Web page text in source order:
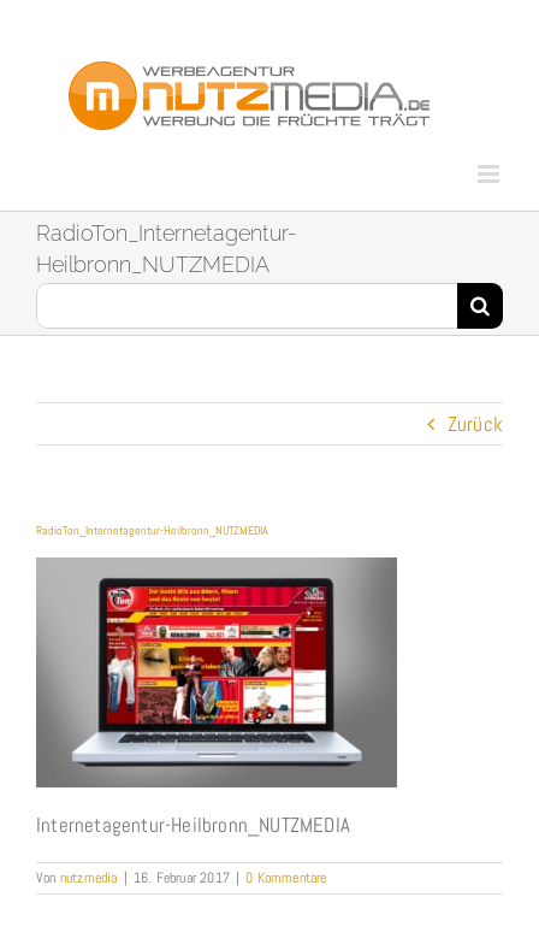
RadioTon_Internetagentur-
Heilbronn_NUTZMEDIA
Suche
nach:
Zurück
RadioTon_Internetagentur-Heilbronn_NUTZMEDIA
Internetagentur-Heilbronn_NUTZMEDIA
Von nutzmedia | 16. Februar 2017 | 0 Kommentare